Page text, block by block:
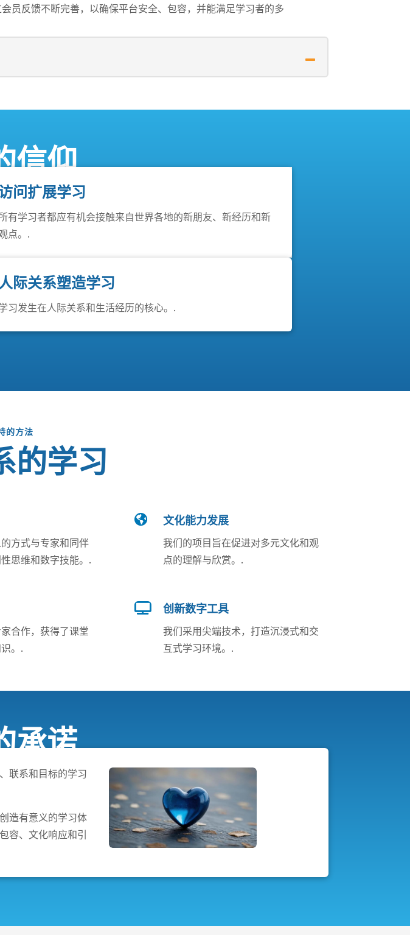
员反馈不断完善，以确保平台安全、包容，并能满足学习者的多
信仰
问扩展学习
有学习者都应有机会接触来自世界各地的新朋友、新经历和新
点。.
际关系塑造学习
习发生在人际关系和生活经历的核心。.
的方法
的学习
方式与专家和同伴
思维和数字技能。.
 文化能力发展
我们的项目旨在促进对多元文化和观
点的理解与欣赏。.
合作，获得了课堂
。.
 创新数字工具
我们采用尖端技术，打造沉浸式和交
互式学习环境。.
承诺
联系和目标的学习
造有意义的学习体
容、文化响应和引